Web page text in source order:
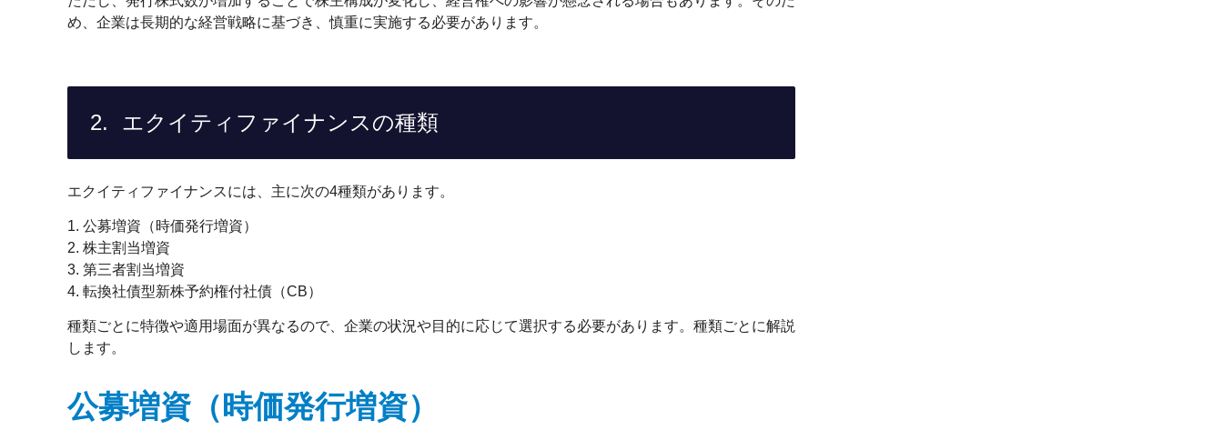
め、企業は長期的な経営戦略に基づき、慎重に実施する必要があります。
エクイティファイナンスの種類
エクイティファイナンスには、主に次の4種類があります。
1. 公募増資（時価発行増資）
2. 株主割当増資
3. 第三者割当増資
4. 転換社債型新株予約権付社債（CB）
種類ごとに特徴や適用場面が異なるので、企業の状況や目的に応じて選択する必要があります。種類ごとに解説
します。
公募増資（時価発行増資）